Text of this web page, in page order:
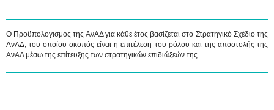
Ο Προϋπολογισμός της ΑνΑΔ για κάθε έτος βασίζεται στο Στρατηγικό Σχέδιο της
ΑνΑΔ, του οποίου σκοπός είναι η επιτέλεση του ρόλου και της αποστολής της
ΑνΑΔ μέσω της επίτευξης των στρατηγικών επιδιώξεών της.